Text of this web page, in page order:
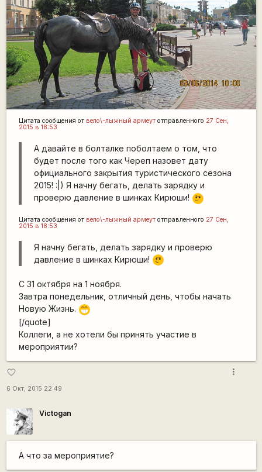
Цитата сообщения от вело\-лыжный армеутотправленного 27 Сен,
2015 в 18:53
А давайте в болталке поболтаем о том, что
будет после того как Череп назовет дату
официального закрытия туристического сезона
2015! :|) Я начну бегать, делать зарядку и
проверю давление в шинках Кирюши!
\m
/
Цитата сообщения от вело\-лыжный армеутотправленного 27 Сен,
2015 в 18:53
Я начну бегать, делать зарядку и проверю
давление в шинках Кирюши!
\m
/
С 31 октября на 1 ноября.
Завтра понедельник, отличный день, чтобы начать
Новую Жизнь. ;D
[/quote]
Коллеги, а не хотели бы принять участие в
мероприятии?
favorite_border
6 Окт, 2015 22:49
more_vert
Victogan
А что за мероприятие?